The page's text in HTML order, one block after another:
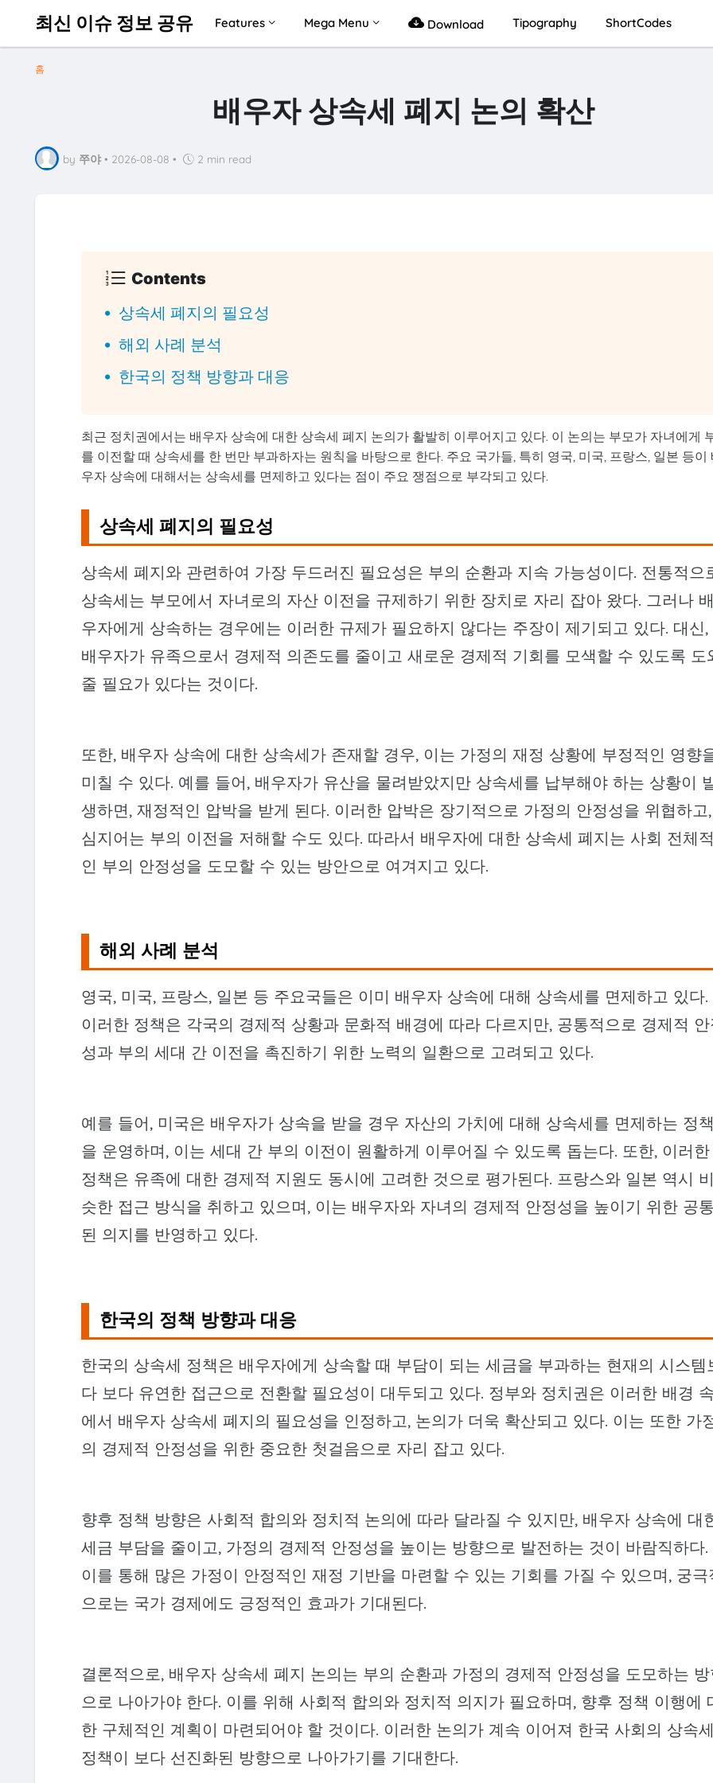
최신 이슈 정보 공유 Features Mega Menu Download Tipography ShortCodes
홈
배우자 상속세 폐지 논의 확산
by 쭈야 • 2026-08-08 • 2 min read
Contents
상속세 폐지의 필요성
해외 사례 분석
한국의 정책 방향과 대응
최근 정치권에서는 배우자 상속에 대한 상속세 폐지 논의가 활발히 이루어지고 있다. 이 논의는 부모가 자녀에게
를 이전할 때 상속세를 한 번만 부과하자는 원칙을 바탕으로 한다. 주요 국가들, 특히 영국, 미국, 프랑스, 일본 등이
우자 상속에 대해서는 상속세를 면제하고 있다는 점이 주요 쟁점으로 부각되고 있다.
상속세 폐지의 필요성
상속세 폐지와 관련하여 가장 두드러진 필요성은 부의 순환과 지속 가능성이다. 전통적으
상속세는 부모에서 자녀로의 자산 이전을 규제하기 위한 장치로 자리 잡아 왔다. 그러나 배
우자에게 상속하는 경우에는 이러한 규제가 필요하지 않다는 주장이 제기되고 있다. 대신,
배우자가 유족으로서 경제적 의존도를 줄이고 새로운 경제적 기회를 모색할 수 있도록 도
줄 필요가 있다는 것이다.
또한, 배우자 상속에 대한 상속세가 존재할 경우, 이는 가정의 재정 상황에 부정적인 영향
미칠 수 있다. 예를 들어, 배우자가 유산을 물려받았지만 상속세를 납부해야 하는 상황이
생하면, 재정적인 압박을 받게 된다. 이러한 압박은 장기적으로 가정의 안정성을 위협하고,
심지어는 부의 이전을 저해할 수도 있다. 따라서 배우자에 대한 상속세 폐지는 사회 전체적
인 부의 안정성을 도모할 수 있는 방안으로 여겨지고 있다.
해외 사례 분석
영국, 미국, 프랑스, 일본 등 주요국들은 이미 배우자 상속에 대해 상속세를 면제하고 있다.
이러한 정책은 각국의 경제적 상황과 문화적 배경에 따라 다르지만, 공통적으로 경제적 안
성과 부의 세대 간 이전을 촉진하기 위한 노력의 일환으로 고려되고 있다.
예를 들어, 미국은 배우자가 상속을 받을 경우 자산의 가치에 대해 상속세를 면제하는 정책
을 운영하며, 이는 세대 간 부의 이전이 원활하게 이루어질 수 있도록 돕는다. 또한, 이러한
정책은 유족에 대한 경제적 지원도 동시에 고려한 것으로 평가된다. 프랑스와 일본 역시 비
슷한 접근 방식을 취하고 있으며, 이는 배우자와 자녀의 경제적 안정성을 높이기 위한 공통
된 의지를 반영하고 있다.
한국의 정책 방향과 대응
한국의 상속세 정책은 배우자에게 상속할 때 부담이 되는 세금을 부과하는 현재의 시스템
다 보다 유연한 접근으로 전환할 필요성이 대두되고 있다. 정부와 정치권은 이러한 배경 속
에서 배우자 상속세 폐지의 필요성을 인정하고, 논의가 더욱 확산되고 있다. 이는 또한 가
의 경제적 안정성을 위한 중요한 첫걸음으로 자리 잡고 있다.
향후 정책 방향은 사회적 합의와 정치적 논의에 따라 달라질 수 있지만, 배우자 상속에 대
세금 부담을 줄이고, 가정의 경제적 안정성을 높이는 방향으로 발전하는 것이 바람직하다.
이를 통해 많은 가정이 안정적인 재정 기반을 마련할 수 있는 기회를 가질 수 있으며, 궁극
으로는 국가 경제에도 긍정적인 효과가 기대된다.
결론적으로, 배우자 상속세 폐지 논의는 부의 순환과 가정의 경제적 안정성을 도모하는
으로 나아가야 한다. 이를 위해 사회적 합의와 정치적 의지가 필요하며, 향후 정책 이행에
한 구체적인 계획이 마련되어야 할 것이다. 이러한 논의가 계속 이어져 한국 사회의 상속세
정책이 보다 선진화된 방향으로 나아가기를 기대한다.